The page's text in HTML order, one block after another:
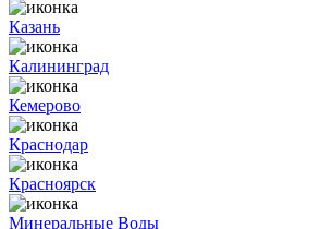
Казань
Калининград
Кемерово
Краснодар
Красноярск
Минеральные Воды